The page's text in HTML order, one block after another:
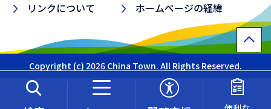
リンクについて
ホームページの経緯
Copyright (c) 2026 China Town. All Rights Reserved.